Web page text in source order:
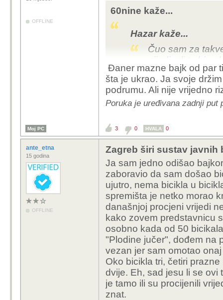
OFFLINE
60nine kaže...
Hazar kaže...
Čuo sam za
vrijedi, ali tu bi
Sumnjam da bi
50-100 eura.
ne bi vjerovao, kradu
Đaner mazne bajk od par
šta je ukrao. Ja svoje
podrumu. Ali nije vrijedno
Poruka je uređivana zadnji put
Moj PC 3 0 HVALA 0
ante_etna
15 godina
OFFLINE
Zagreb širi sustav javnih
Ja sam jedno odišao
zaboravio da sam došao
ujutro, nema bicikla u
spremišta je netko morao
današnjoj procjeni vrijedi
kako zovem predstavnicu
osobno kada od 50
"Plodine jučer", dođem na
vezan jer sam omotao
Oko bicikla tri, četiri
dvije. Eh, sad jesu li se ovi
je tamo ili su procijenili
znat.